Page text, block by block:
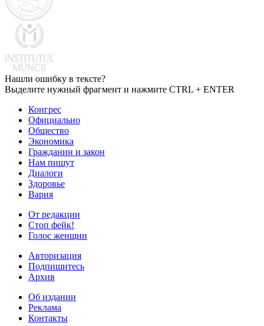
Нашли ошибку в тексте?
Выделите нужный фрагмент и нажмите CTRL + ENTER
Конгрес
Официально
Общество
Экономика
Гражданин и закон
Нам пишут
Диалоги
Здоровье
Вария
От редакции
Стоп фейк!
Голос женщин
Авторизация
Подпишитесь
Архив
Об издании
Реклама
Контакты